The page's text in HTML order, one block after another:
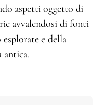
aspetti oggetto di
avvalendosi di fonti
e della
antica.